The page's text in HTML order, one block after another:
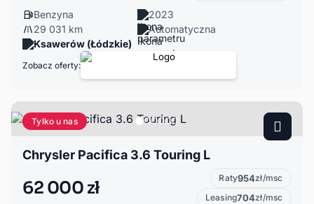
Benzyna
2023
29 031 km
Automatyczna
Ksawerów (Łódzkie)
Zobacz oferty:
Tylko u nas
Chrysler Pacifica 3.6 Touring L
62 000 zł Raty954zł/msc
Leasing704zł/msc